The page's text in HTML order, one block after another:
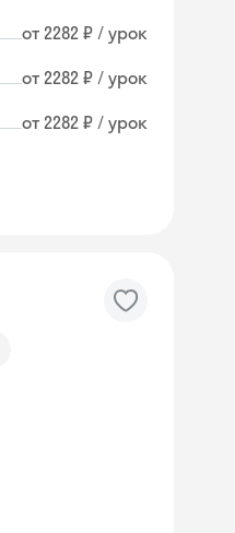
от 2282 ₽ / урок
от 2282 ₽ / урок
от 2282 ₽ / урок